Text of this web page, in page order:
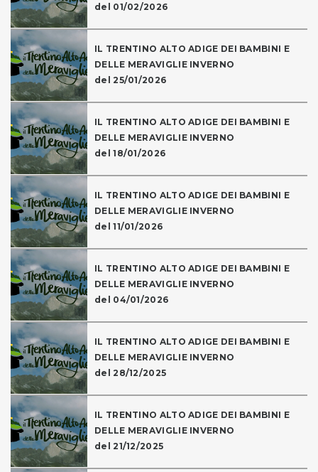
del 01/02/2026
IL TRENTINO ALTO ADIGE DEI BAMBINI E
DELLE MERAVIGLIE INVERNO
del 25/01/2026
IL TRENTINO ALTO ADIGE DEI BAMBINI E
DELLE MERAVIGLIE INVERNO
del 18/01/2026
IL TRENTINO ALTO ADIGE DEI BAMBINI E
DELLE MERAVIGLIE INVERNO
del 11/01/2026
IL TRENTINO ALTO ADIGE DEI BAMBINI E
DELLE MERAVIGLIE INVERNO
del 04/01/2026
IL TRENTINO ALTO ADIGE DEI BAMBINI E
DELLE MERAVIGLIE INVERNO
del 28/12/2025
IL TRENTINO ALTO ADIGE DEI BAMBINI E
DELLE MERAVIGLIE INVERNO
del 21/12/2025